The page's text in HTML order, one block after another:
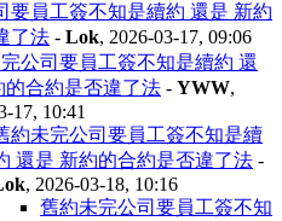
要員工簽不知是續約 還是 新約
了法 - Lok, 2026-03-17, 09:06
公司要員工簽不知是續約 還
的合約是否違了法 - YWW,
17, 10:41
約未完公司要員工簽不知是續
還是 新約的合約是否違了法 -
, 2026-03-18, 10:16
舊約未完公司要員工簽不知